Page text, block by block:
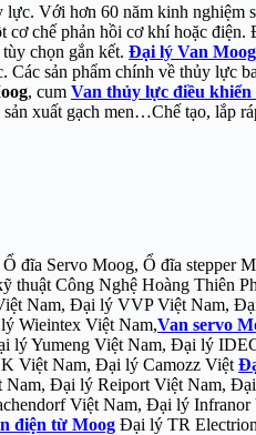
lực. Với hơn 60 năm kinh nghiệm
cơ chế phản hồi cơ khí hoặc
chọn gắn kết. Đại lý Van
sản phẩm chính về thủy lực
, cum Van thủy lực điều khiển
xuất gạch men…Chế tạo, lắp
đĩa Servo Moog, Ổ đĩa stepper
thuật Công Nghệ Hoàng Thiên
Nam, Đại lý VVP Việt Nam,
Wieintex Việt Nam,Van servo
Yumeng Việt Nam, Đại lý
Việt Nam, Đại lý Camozz Việt
Đại lý Reiport Việt Nam,
Việt Nam, Đại lý
điện từ Moog Đại lý TR